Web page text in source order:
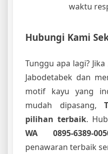
waktu
Hubungi Kami
Tunggu apa lagi?
Jabodetabek dan
motif kayu yang
mudah dipasang,
pilihan terbaik.
WA 0895-6389-
penawaran terbaik